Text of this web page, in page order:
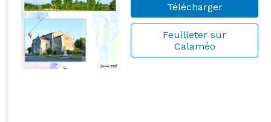
Télécharger
Feuilleter sur
Calaméo